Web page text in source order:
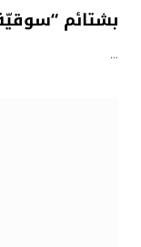
بشتائم
…